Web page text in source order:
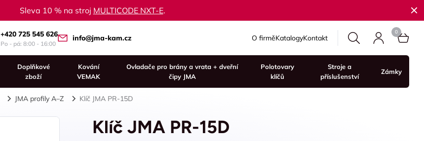
Sleva 10 % na stroj MULTICODE NXT-E.
+420 725 545 626
Po - pá: 8:00 - 16:00
info@jma-kam.cz O firměKatalogyKontakt
Doplňkové
zboží
Kování
VEMAK
Ovladače pro brány a vrata + dveřní
čipy JMA
Polotovary
klíčů
Stroje a
příslušenství
Zámky
JMA profily A–Z Klíč JMA PR-15D
Klíč JMA PR-15D